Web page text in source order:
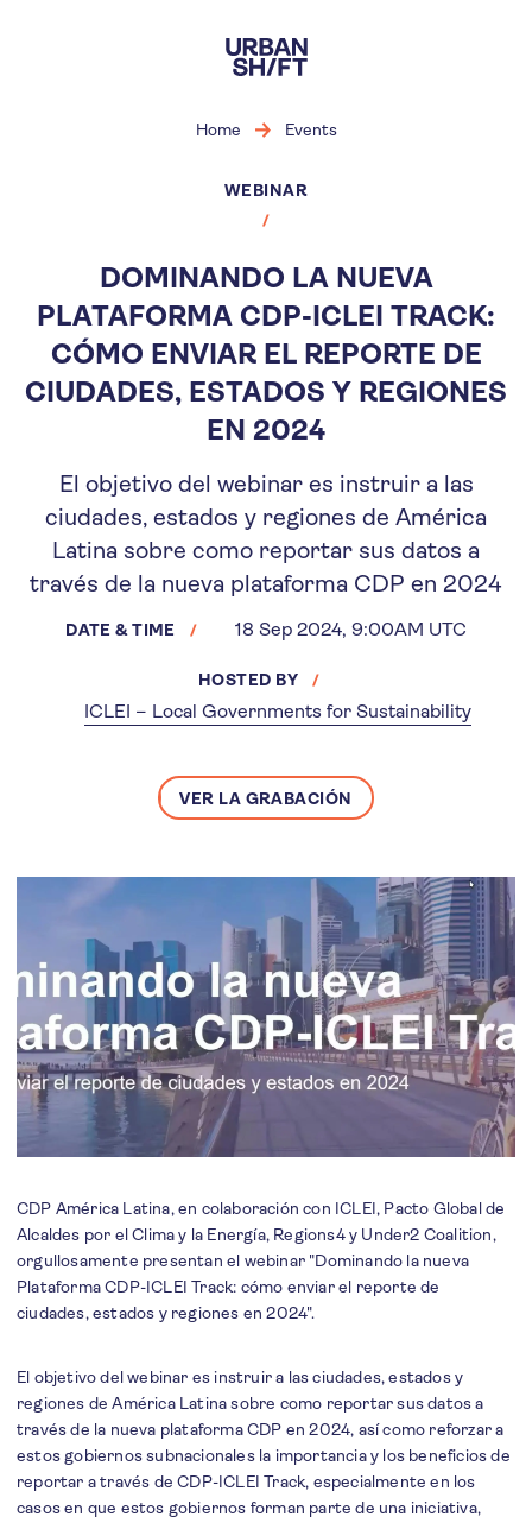
main
content
Home Events
WEBINAR
DOMINANDO LA NUEVA
PLATAFORMA CDP-ICLEI TRACK:
CÓMO ENVIAR EL REPORTE DE
CIUDADES, ESTADOS Y REGIONES
EN 2024
El objetivo del webinar es instruir a las
ciudades, estados y regiones de América
Latina sobre como reportar sus datos a
través de la nueva plataforma CDP en 2024
DATE & TIME 18 Sep 2024, 9:00AM UTC
HOSTED BY
ICLEI – Local Governments for Sustainability
VER LA GRABACIÓN
CDP América Latina, en colaboración con ICLEI, Pacto Global de
Alcaldes por el Clima y la Energía, Regions4 y Under2 Coalition,
orgullosamente presentan el webinar "Dominando la nueva
Plataforma CDP-ICLEI Track: cómo enviar el reporte de
ciudades, estados y regiones en 2024".
El objetivo del webinar es instruir a las ciudades, estados y
regiones de América Latina sobre como reportar sus datos a
través de la nueva plataforma CDP en 2024, así como reforzar a
estos gobiernos subnacionales la importancia y los beneficios de
reportar a través de CDP-ICLEI Track, especialmente en los
casos en que estos gobiernos forman parte de una iniciativa,